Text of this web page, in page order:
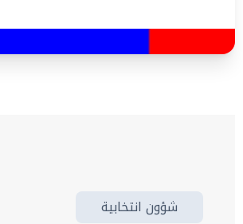
شؤون انتخابية